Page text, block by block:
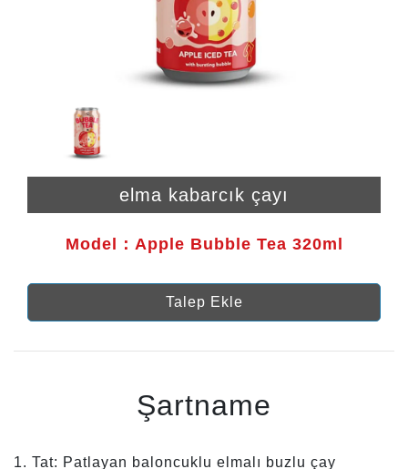
elma kabarcık çayı
Model：Apple Bubble Tea 320ml
Talep Ekle
Şartname
1. Tat: Patlayan baloncuklu elmalı buzlu çay